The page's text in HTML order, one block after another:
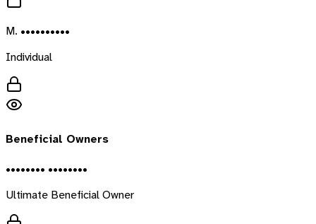
M. ••••••••••
Individual
Beneficial Owners
•••••••• ••••••••
Ultimate Beneficial Owner